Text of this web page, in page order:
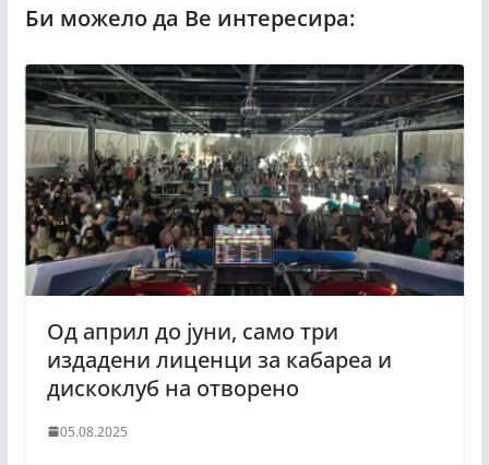
Од април до јуни, само три
издадени лиценци за кабареа и
дискоклуб на отворено
05.08.2025